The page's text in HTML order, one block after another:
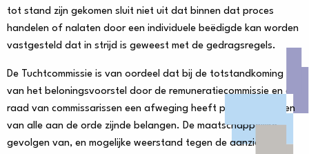
tot stand zijn gekomen sluit niet uit dat binnen dat proces
handelen of nalaten door een individuele beëdigde kan worden
vastgesteld dat in strijd is geweest met de gedragsregels.
De Tuchtcommissie is van oordeel dat bij de totstandkoming
van het beloningsvoorstel door de remuneratiecommissie en de
raad van commissarissen een afweging heeft plaatsgevonden
van alle aan de orde zijnde belangen. De maatschappelijke
gevolgen van, en mogelijke weerstand tegen de aanzienlijke